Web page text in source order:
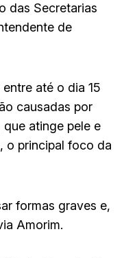
das Secretarias
de
até o dia 15
causadas por
atinge pele e
o principal foco da
formas graves e,
Amorim.